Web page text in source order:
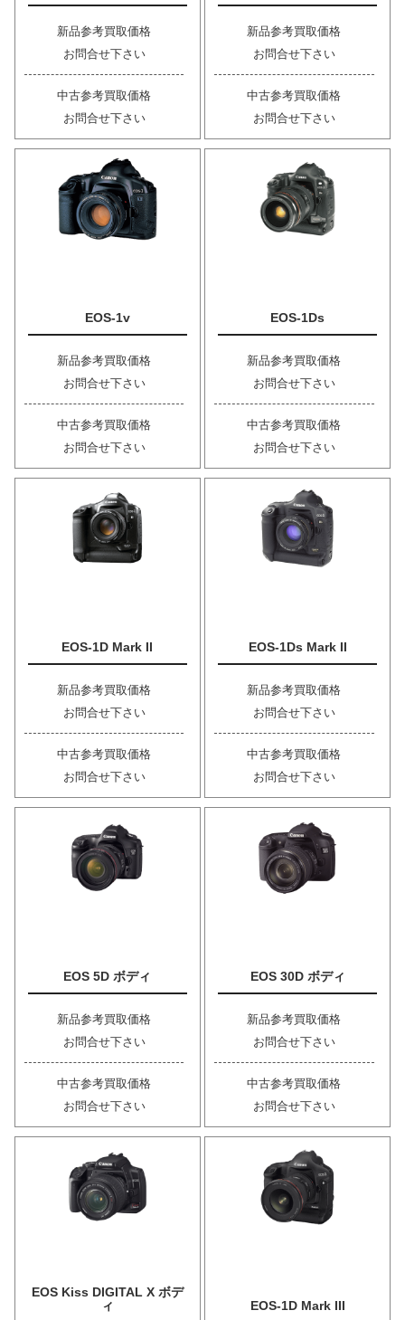
新品参考買取価格
お問合せ下さい
中古参考買取価格
お問合せ下さい
新品参考買取価格
お問合せ下さい
中古参考買取価格
お問合せ下さい
EOS-1v
新品参考買取価格
お問合せ下さい
中古参考買取価格
お問合せ下さい
EOS-1Ds
新品参考買取価格
お問合せ下さい
中古参考買取価格
お問合せ下さい
EOS-1D Mark II
新品参考買取価格
お問合せ下さい
中古参考買取価格
お問合せ下さい
EOS-1Ds Mark II
新品参考買取価格
お問合せ下さい
中古参考買取価格
お問合せ下さい
EOS 5D ボディ
新品参考買取価格
お問合せ下さい
中古参考買取価格
お問合せ下さい
EOS 30D ボディ
新品参考買取価格
お問合せ下さい
中古参考買取価格
お問合せ下さい
EOS Kiss DIGITAL X ボデ
ィ
EOS-1D Mark III